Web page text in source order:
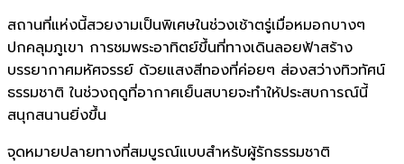
สถานที่แห่งนี้สวยงามเป็นพิเศษในช่วงเช้าตรู่เมื่อหมอกบางๆ
ปกคลุมภูเขา การชมพระอาทิตย์ขึ้นที่ทางเดินลอยฟ้าสร้าง
บรรยากาศมหัศจรรย์ ด้วยแสงสีทองที่ค่อยๆ ส่องสว่างทิวทัศน์
ธรรมชาติ ในช่วงฤดูที่อากาศเย็นสบายจะทำให้ประสบการณ์นี้
สนุกสนานยิ่งขึ้น
จุดหมายปลายทางที่สมบูรณ์แบบสำหรับผู้รักธรรมชาติ